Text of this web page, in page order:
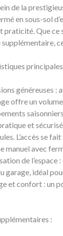
de la
en sous-sol
praticité. Que ce
généreuses :
offre un
saisonniers.
et
L’accès se
manuel avec
de l’espace
garage, idéal
et confort : un
: